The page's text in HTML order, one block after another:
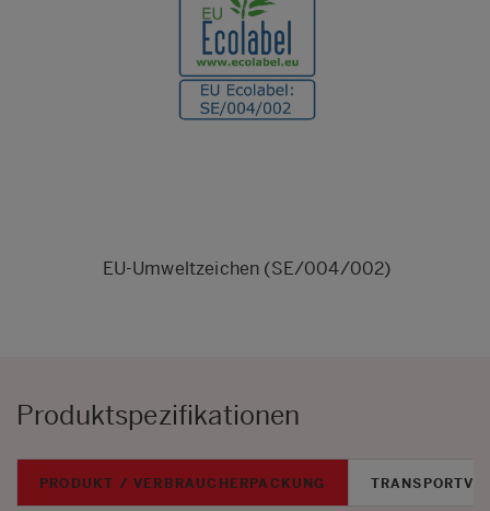
EU-Umweltzeichen (SE/004/002)
Produktspezifikationen
PRODUKT / VERBRAUCHERPACKUNG